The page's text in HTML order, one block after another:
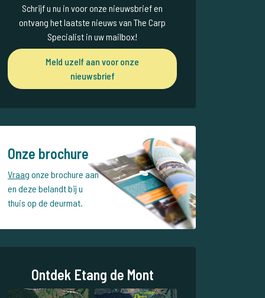
Schrijf u nu in voor onze nieuwsbrief en
ontvang het laatste nieuws van The Carp
Specialist in uw mailbox!
Meld uzelf aan voor onze
nieuwsbrief
Onze brochure
Vraag onze brochure aan
en deze belandt bij u
thuis op de deurmat.
Ontdek Etang de Mont